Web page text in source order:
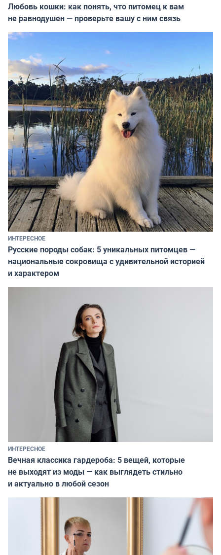
Любовь кошки: как понять, что питомец к вам
не равнодушен — проверьте вашу с ним связь
ИНТЕРЕСНОЕ
Русские породы собак: 5 уникальных питомцев —
национальные сокровища с удивительной историей
и характером
ИНТЕРЕСНОЕ
Вечная классика гардероба: 5 вещей, которые
не выходят из моды — как выглядеть стильно
и актуально в любой сезон